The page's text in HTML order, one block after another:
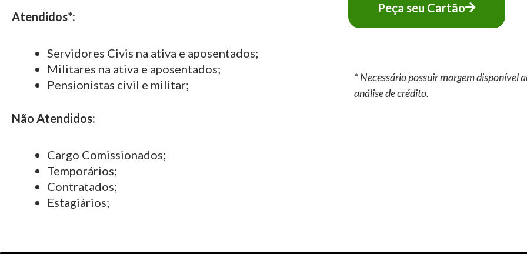
Atendidos*:
Servidores Civis na ativa e aposentados;
Militares na ativa e aposentados;
Pensionistas civil e militar;
Não Atendidos:
Cargo Comissionados;
Temporários;
Contratados;
Estagiários;
Peça seu Cartão
* Necessário possuir margem disponível
análise de crédito.